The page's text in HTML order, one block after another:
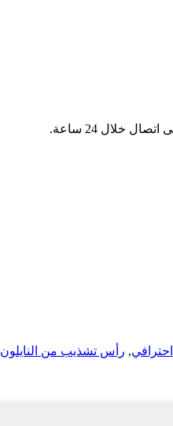
خلال 24 ساعة.
, رأس تشذيب من النايلون